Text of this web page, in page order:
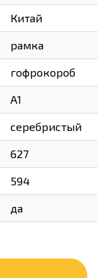
Китай
рамка
гофрокороб
А1
серебристый
627
594
да